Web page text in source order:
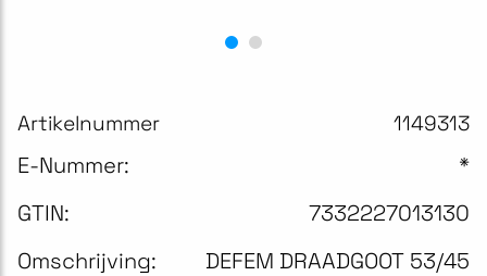
Artikelnummer 1149313
E-Nummer:
*
GTIN:
7332227013130
Omschrijving:
DEFEM DRAADGOOT 53/45